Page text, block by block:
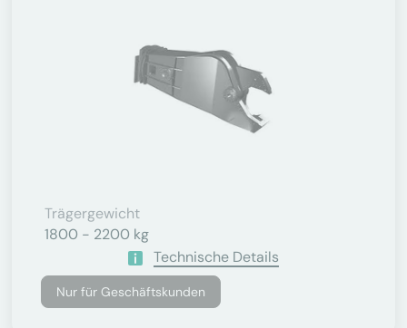
Trägergewicht
1800 - 2200 kg
Technische Details
Nur für Geschäftskunden